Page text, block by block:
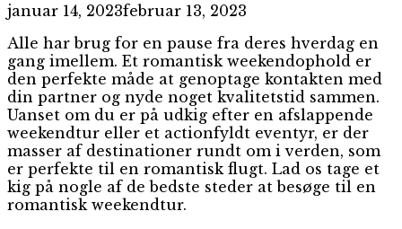
januar 14, 2023februar 13, 2023
Alle har brug for en pause fra deres hverdag en
gang imellem. Et romantisk weekendophold er
den perfekte måde at genoptage kontakten med
din partner og nyde noget kvalitetstid sammen.
Uanset om du er på udkig efter en afslappende
weekendtur eller et actionfyldt eventyr, er der
masser af destinationer rundt om i verden, som
er perfekte til en romantisk flugt. Lad os tage et
kig på nogle af de bedste steder at besøge til en
romantisk weekendtur.